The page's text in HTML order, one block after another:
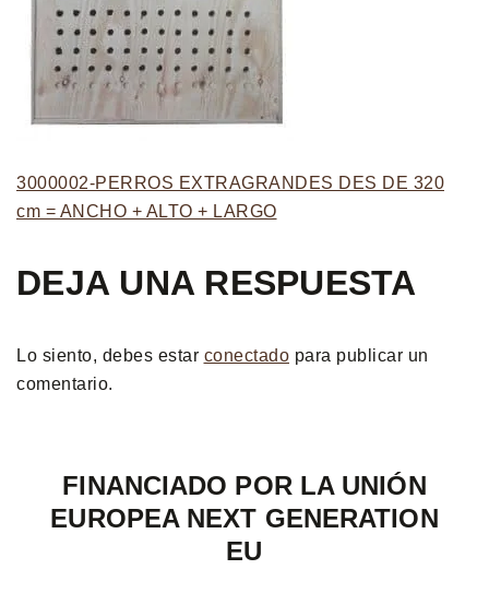
3000002-PERROS EXTRAGRANDES DES DE 320
cm = ANCHO + ALTO + LARGO
DEJA UNA RESPUESTA
Lo siento, debes estar conectado para publicar un
comentario.
FINANCIADO POR LA UNIÓN
EUROPEA NEXT GENERATION
EU